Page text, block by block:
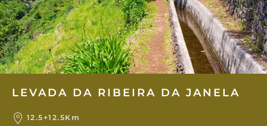
LEVADA DA RIBEIRA DA JANELA
12.5+12.5Km